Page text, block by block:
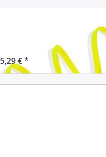
5m
5,29 € *